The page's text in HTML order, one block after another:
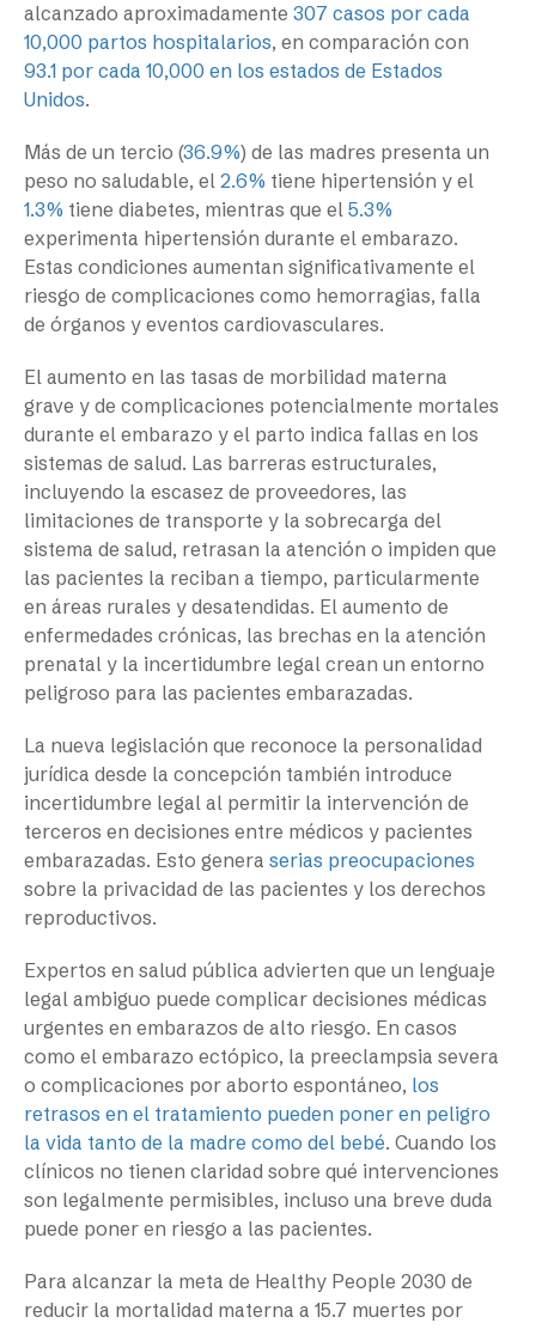
alcanzado aproximadamente 307 casos por cada
10,000 partos hospitalarios, en comparación con
93.1 por cada 10,000 en los estados de Estados
Unidos.
Más de un tercio (36.9%) de las madres presenta un
peso no saludable, el 2.6% tiene hipertensión y el
1.3% tiene diabetes, mientras que el 5.3%
experimenta hipertensión durante el embarazo.
Estas condiciones aumentan significativamente el
riesgo de complicaciones como hemorragias, falla
de órganos y eventos cardiovasculares.
El aumento en las tasas de morbilidad materna
grave y de complicaciones potencialmente mortales
durante el embarazo y el parto indica fallas en los
sistemas de salud. Las barreras estructurales,
incluyendo la escasez de proveedores, las
limitaciones de transporte y la sobrecarga del
sistema de salud, retrasan la atención o impiden que
las pacientes la reciban a tiempo, particularmente
en áreas rurales y desatendidas. El aumento de
enfermedades crónicas, las brechas en la atención
prenatal y la incertidumbre legal crean un entorno
peligroso para las pacientes embarazadas.
La nueva legislación que reconoce la personalidad
jurídica desde la concepción también introduce
incertidumbre legal al permitir la intervención de
terceros en decisiones entre médicos y pacientes
embarazadas. Esto genera serias preocupaciones
sobre la privacidad de las pacientes y los derechos
reproductivos.
Expertos en salud pública advierten que un lenguaje
legal ambiguo puede complicar decisiones médicas
urgentes en embarazos de alto riesgo. En casos
como el embarazo ectópico, la preeclampsia severa
o complicaciones por aborto espontáneo, los
retrasos en el tratamiento pueden poner en peligro
la vida tanto de la madre como del bebé. Cuando los
clínicos no tienen claridad sobre qué intervenciones
son legalmente permisibles, incluso una breve duda
puede poner en riesgo a las pacientes.
Para alcanzar la meta de Healthy People 2030 de
reducir la mortalidad materna a 15.7 muertes por